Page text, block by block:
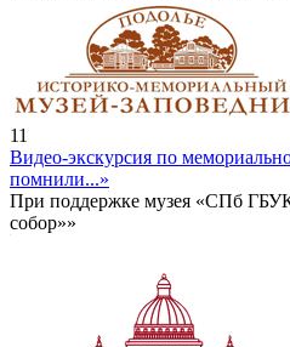
11
Видео-экскурсия по
помнили...»
При поддержке музея «СПб
собор»»